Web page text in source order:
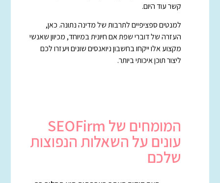
קשר עוד היום.
למנטים ספציפיים לתרבות של מדינה נתונה. כאן,
העזרה של דוברי שפת אם חיונית במיוחד, מכיוון שאנשי
מקצוע אלו ייקחו בחשבון ניואנסים שונים ויעזרו לכם
ליצור תוכן איכותי ביותר.
המומחים של SEOFirm
עונים על השאלות הנפוצות
שלכם